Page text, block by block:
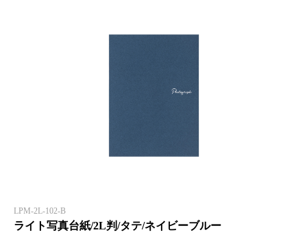
LPM-2L-102-B
ライト写真台紙/2L判/タテ/ネイビーブルー